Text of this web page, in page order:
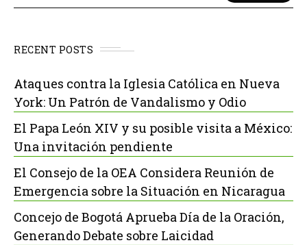
RECENT POSTS
Ataques contra la Iglesia Católica en Nueva
York: Un Patrón de Vandalismo y Odio
El Papa León XIV y su posible visita a México:
Una invitación pendiente
El Consejo de la OEA Considera Reunión de
Emergencia sobre la Situación en Nicaragua
Concejo de Bogotá Aprueba Día de la Oración,
Generando Debate sobre Laicidad